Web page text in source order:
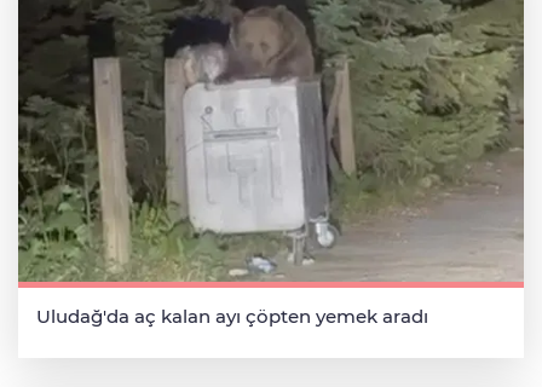
Uludağ'da aç kalan ayı çöpten yemek aradı